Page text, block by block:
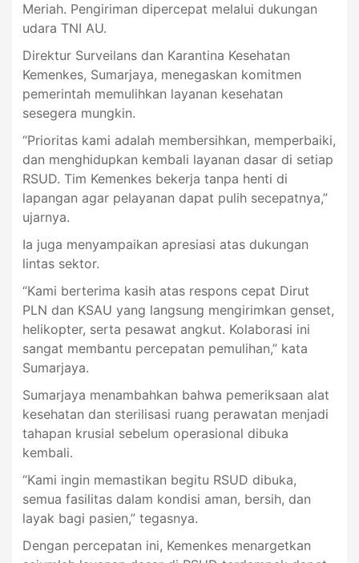
Meriah. Pengiriman dipercepat melalui dukungan
udara TNI AU.
Direktur Surveilans dan Karantina Kesehatan
Kemenkes, Sumarjaya, menegaskan komitmen
pemerintah memulihkan layanan kesehatan
sesegera mungkin.
“Prioritas kami adalah membersihkan, memperbaiki,
dan menghidupkan kembali layanan dasar di setiap
RSUD. Tim Kemenkes bekerja tanpa henti di
lapangan agar pelayanan dapat pulih secepatnya,”
ujarnya.
Ia juga menyampaikan apresiasi atas dukungan
lintas sektor.
“Kami berterima kasih atas respons cepat Dirut
PLN dan KSAU yang langsung mengirimkan genset,
helikopter, serta pesawat angkut. Kolaborasi ini
sangat membantu percepatan pemulihan,” kata
Sumarjaya.
Sumarjaya menambahkan bahwa pemeriksaan alat
kesehatan dan sterilisasi ruang perawatan menjadi
tahapan krusial sebelum operasional dibuka
kembali.
“Kami ingin memastikan begitu RSUD dibuka,
semua fasilitas dalam kondisi aman, bersih, dan
layak bagi pasien,” tegasnya.
Dengan percepatan ini, Kemenkes menargetkan